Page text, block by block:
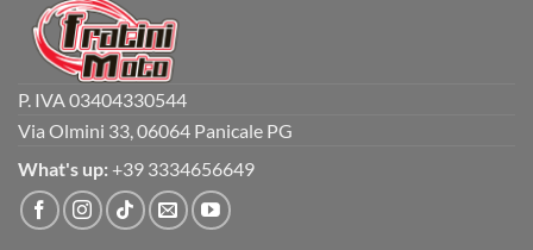
P. IVA 03404330544
Via Olmini 33, 06064 Panicale PG
What's up: +39 3334656649